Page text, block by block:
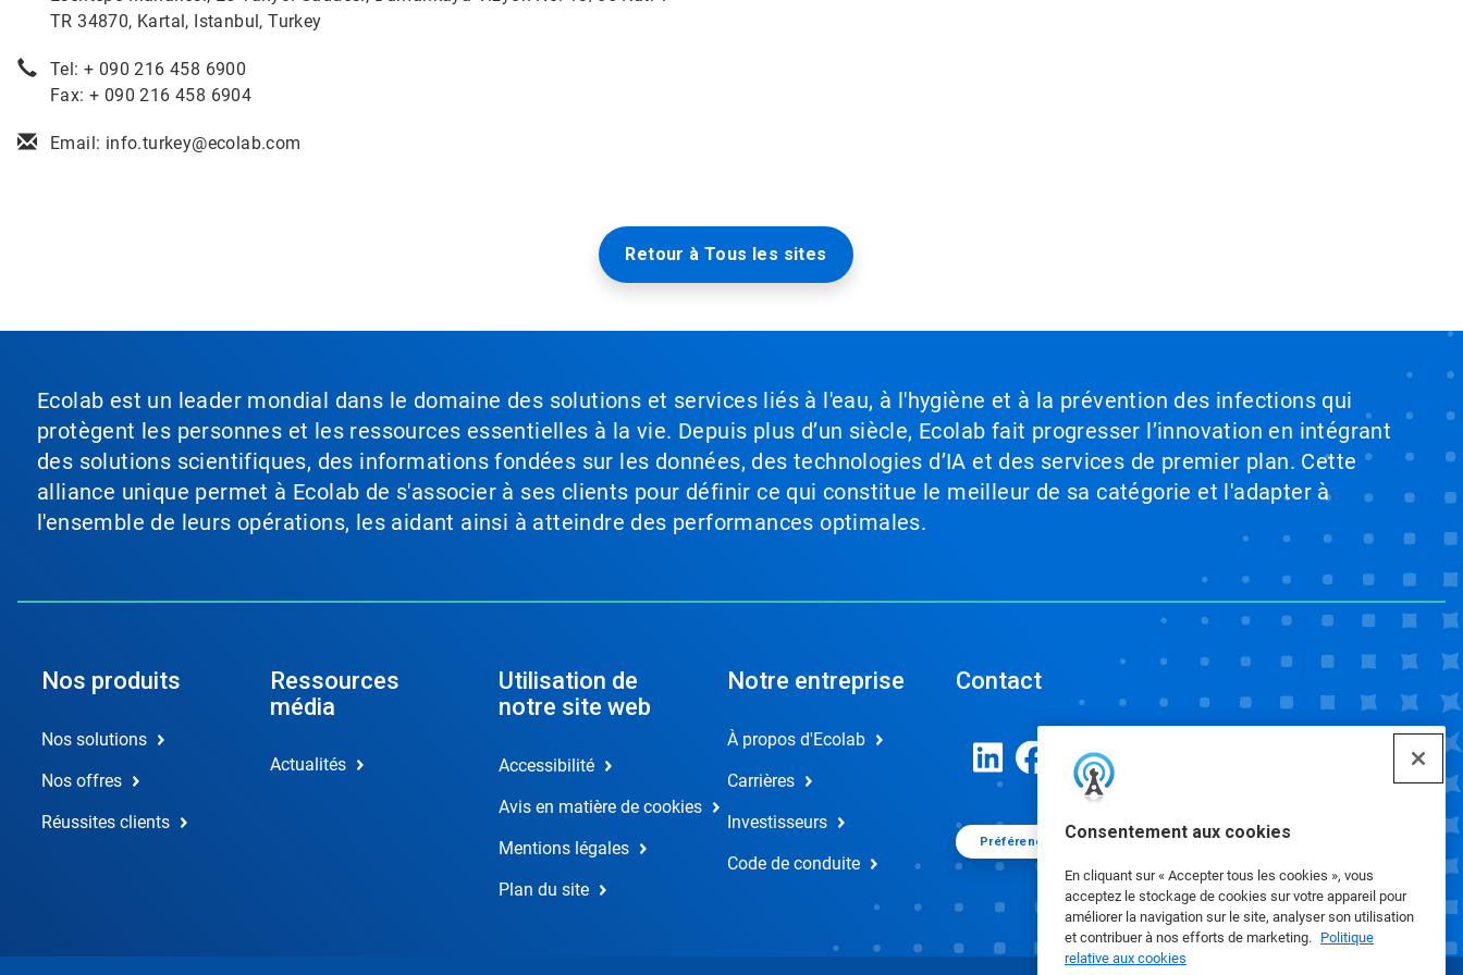
Consentement aux cookies
En cliquant sur « Accepter tous les cookies », vous
acceptez le stockage de cookies sur votre appareil pour
améliorer la navigation sur le site, analyser son utilisation
et contribuer à nos efforts de marketing. Politique
relative aux cookies
TR 34870, Kartal, Istanbul, Turkey
Tel: + 090 216 458 6900
Fax: + 090 216 458 6904
Email: info.turkey@ecolab.com
Retour à Tous les sites
Ecolab est un leader mondial dans le domaine des solutions et services liés à l'eau, à l'hygiène et à la prévention des infections qui
protègent les personnes et les ressources essentielles à la vie. Depuis plus d’un siècle, Ecolab fait progresser l’innovation en intégrant
des solutions scientifiques, des informations fondées sur les données, des technologies d’IA et des services de premier plan. Cette
alliance unique permet à Ecolab de s'associer à ses clients pour définir ce qui constitue le meilleur de sa catégorie et l'adapter à
l'ensemble de leurs opérations, les aidant ainsi à atteindre des performances optimales.
Nos produits
Nos solutions
Nos offres
Réussites clients
Ressources
média
Actualités
Utilisation de
notre site web
Accessibilité
Avis en matière de cookies
Mentions légales
Plan du site
Notre entreprise
À propos d'Ecolab
Carrières
Investisseurs
Code de conduite
Contact
Préférences de cookies